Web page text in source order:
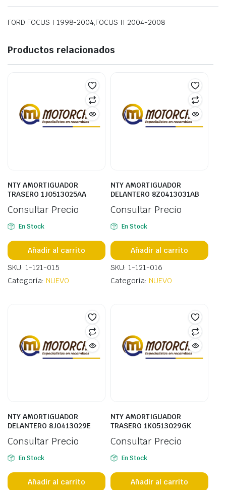
FORD FOCUS I 1998-2004,FOCUS II 2004-2008
Productos relacionados
NTY AMORTIGUADOR
TRASERO 1J0513025AA
Consultar Precio
En Stock
Añadir al carrito
SKU: 1-121-015
Categoría: NUEVO
NTY AMORTIGUADOR
DELANTERO 8Z0413031AB
Consultar Precio
En Stock
Añadir al carrito
SKU: 1-121-016
Categoría: NUEVO
NTY AMORTIGUADOR
DELANTERO 8J0413029E
Consultar Precio
En Stock
Añadir al carrito
NTY AMORTIGUADOR
TRASERO 1K0513029GK
Consultar Precio
En Stock
Añadir al carrito